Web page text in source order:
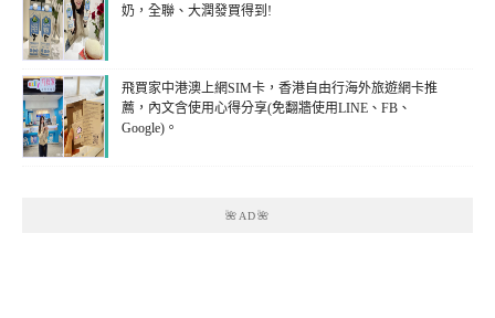
奶，全聯、大潤發買得到!
飛買家中港澳上網SIM卡，香港自由行海外旅遊網卡推
薦，內文含使用心得分享(免翻牆使用LINE、FB、
Google)。
🌺AD🌺